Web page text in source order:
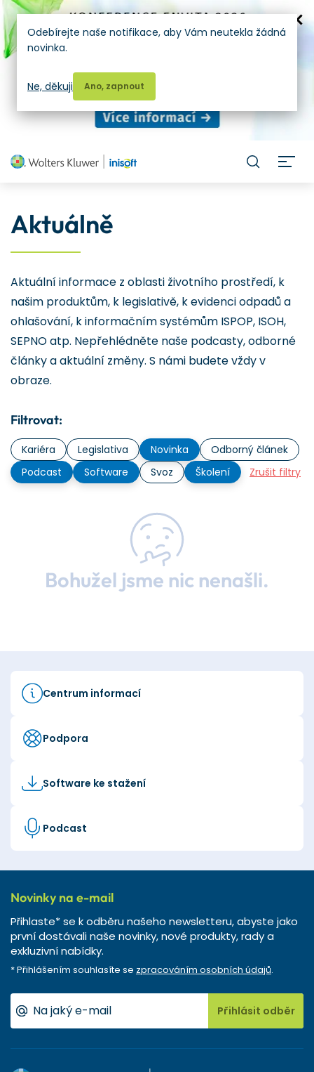
Aktuálně
Aktuální informace z oblasti životního prostředí, k
našim produktům, k legislativě, k evidenci odpadů a
ohlašování, k informačním systémům ISPOP, ISOH,
SEPNO atp. Nepřehlédněte naše podcasty, odborné
články a aktuální změny. S námi budete vždy v
obraze.
Filtrovat:
Kariéra Legislativa Novinka
Odborný článek
Podcast
Software Svoz Školení Zrušit filtry
Bohužel jsme nic nenašli.
Centrum informací
Podpora
Software ke stažení
Podcast
Novinky na e-mail
Přihlaste* se k odběru našeho newsletteru, abyste jako
první dostávali naše novinky, nové produkty, rady a
exkluzivní nabídky.
* Přihlášením souhlasíte se zpracováním osobních údajů.
Přihlásit odběr
Odebírejte naše notifikace, aby Vám neutekla žádná
novinka.
Ano, zapnout
Ne, děkuji